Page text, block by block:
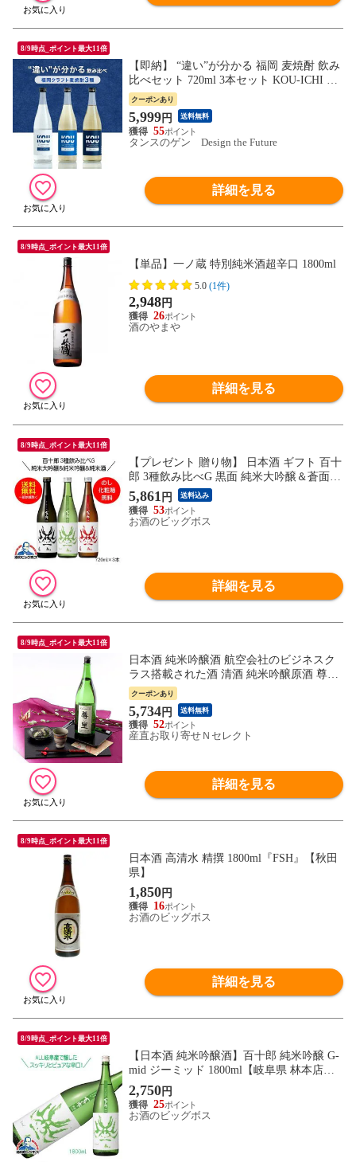
8/9時点_ポイント最大11倍
【即納】 “違い”が分かる 福岡 麦焼酎 飲み
比べセット 720ml 3本セット KOU-ICHI 麦
焼酎 クラフト焼酎 地酒 お酒 飲み比べ セ
ット 焼酎飲み比べ 詰め合わせ ボトル お祝
い 誕生日 父の日 母の日 プレゼント ギフ
ト 92200002
クーポンあり
5,999円 送料無料
55
タンスのゲン Design the Future
詳細を見る
8/9時点_ポイント最大11倍
【単品】一ノ蔵 特別純米酒超辛口 1800ml
5.0 (1件)
2,948円
26
酒のやまや
詳細を見る
8/9時点_ポイント最大11倍
【プレゼント 贈り物】 日本酒 ギフト 百十
郎 3種飲み比べG 黒面 純米大吟醸＆蒼面
純米吟醸＆赤面 純米酒 720ml×3本 日本酒
岐阜県 林本店『HSH』【本州のみ 送料無
料】
5,861 円 送料込み
53
お酒のビッグボス
詳細を見る
8/9時点_ポイント最大11倍
日本酒 純米吟醸酒 航空会社のビジネスク
ラス搭載された酒 清酒 純米吟醸原酒 尊皇
袋入 1.8L 山崎合資会社 愛知県
クーポンあり
5,734円 送料無料
52
産直お取り寄せＮセレクト
詳細を見る
8/9時点_ポイント最大11倍
日本酒 高清水 精撰 1800ml『FSH』【秋田
県】
1,850円
16
お酒のビッグボス
詳細を見る
8/9時点_ポイント最大11倍
【日本酒 純米吟醸酒】百十郎 純米吟醸 G-
mid ジーミッド 1800ml【岐阜県 林本店】
『HSH』
2,750円
25
お酒のビッグボス